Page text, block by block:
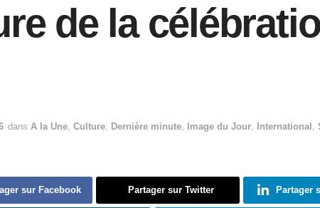
de la
dans A la Une, Culture, Dernière minute, Image du Jour, International ,
sur Facebook Partager sur Twitter Partager